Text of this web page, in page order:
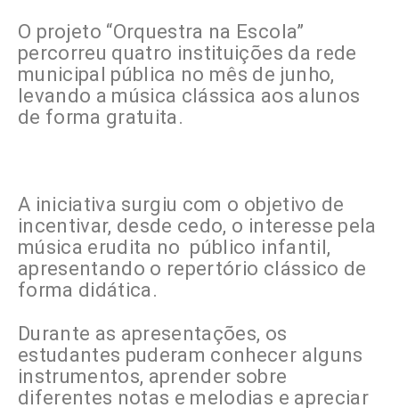
O projeto “Orquestra na Escola”
percorreu quatro instituições da rede
municipal pública no mês de junho,
levando a música clássica aos alunos
de forma gratuita.
A iniciativa surgiu com o objetivo de
incentivar, desde cedo, o interesse pela
música erudita no público infantil,
apresentando o repertório clássico de
forma didática.
Durante as apresentações, os
estudantes puderam conhecer alguns
instrumentos, aprender sobre
diferentes notas e melodias e apreciar